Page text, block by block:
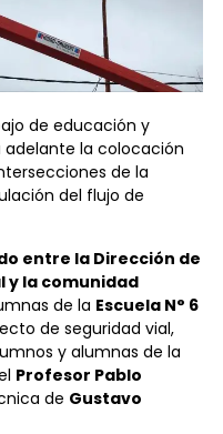
de educación y
adelante la colocación
de la
del flujo de
entre la Dirección de
y la comunidad
de la Escuela N° 6
de seguridad vial,
y alumnas de la
Profesor Pablo
de Gustavo